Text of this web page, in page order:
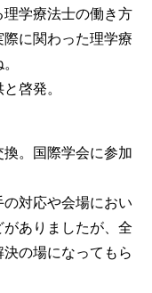
理学療法士の働き方
に関わった理学療
啓発。
換。国際学会に参加
の対応や会場におい
ありましたが、全
の場になってもら